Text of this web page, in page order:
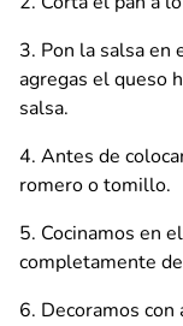
Pon la salsa en
agregas el queso
salsa.
Antes de
romero o tomillo.
Cocinamos en
completamente
Decoramos con